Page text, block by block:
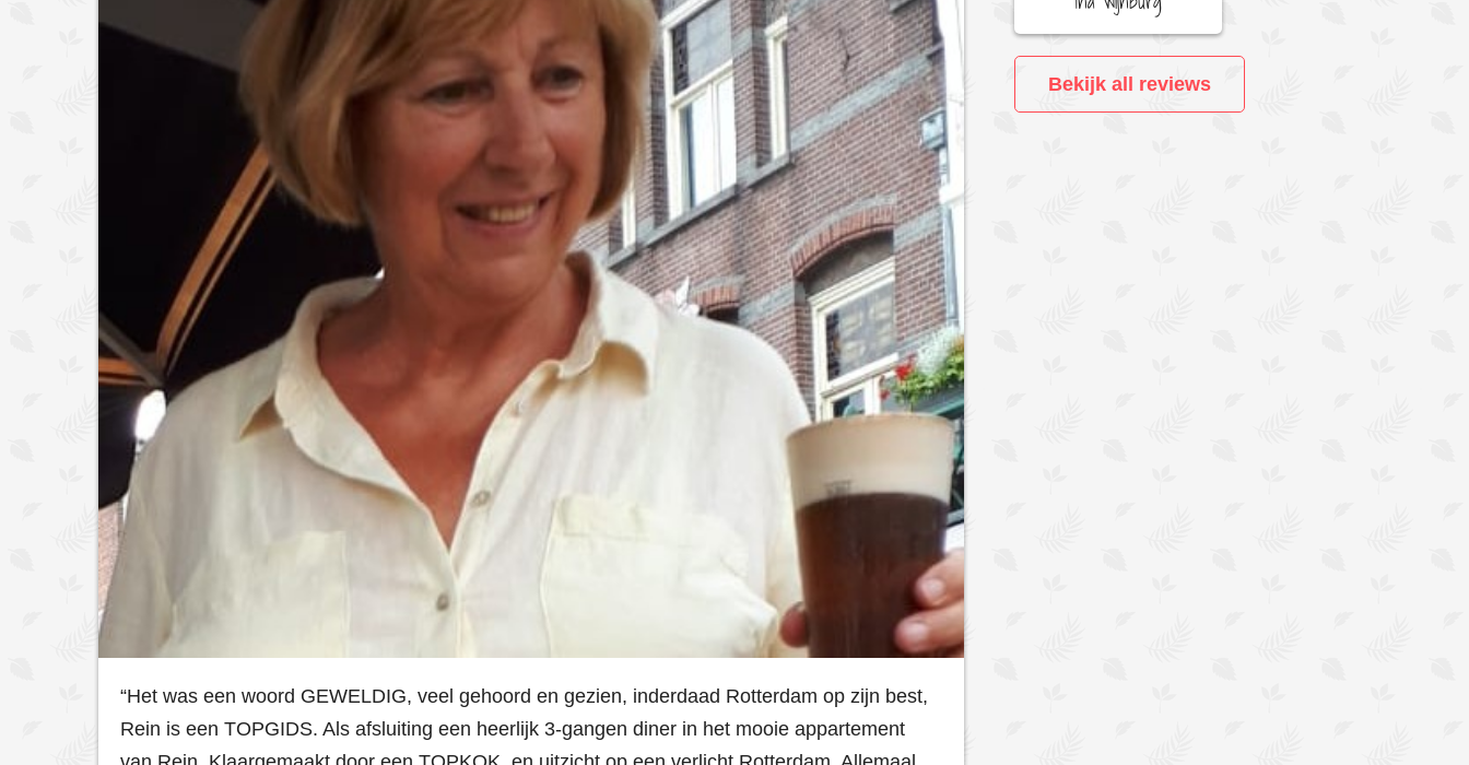
“Het was een woord GEWELDIG, veel gehoord en gezien, inderdaad Rotterdam op zijn best,
Rein is een TOPGIDS. Als afsluiting een heerlijk 3-gangen diner in het mooie appartement
Bekijk all reviews